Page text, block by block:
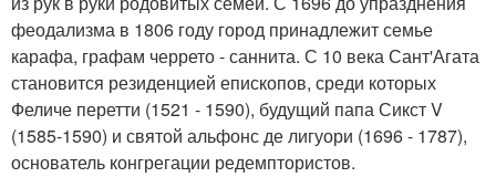
феодализма в 1806 году город принадлежит семье
карафа, графам черрето - саннита. С 10 века Сант'Агата
становится резиденцией епископов, среди которых
Феличе перетти (1521 - 1590), будущий папа Сикст V
(1585-1590) и святой альфонс де лигуори (1696 - 1787),
основатель конгрегации редемптористов.